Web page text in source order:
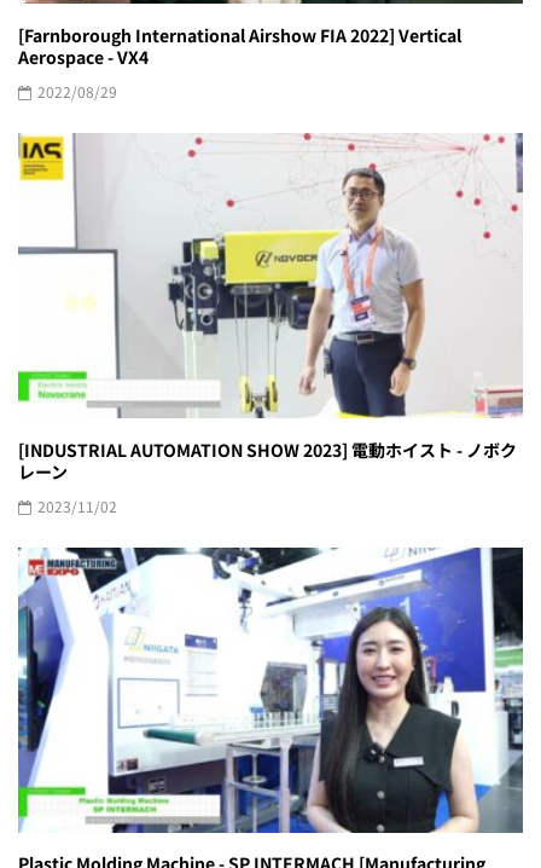
[Farnborough International Airshow FIA 2022] Vertical
Aerospace - VX4
2022/08/29
[INDUSTRIAL AUTOMATION SHOW 2023] 電動ホイスト - ノボク
レーン
2023/11/02